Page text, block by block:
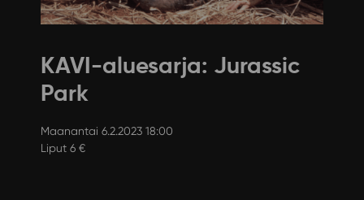
KAVI-aluesarja: Jurassic
Park
Maanantai 6.2.2023 18:00
Liput 6 €